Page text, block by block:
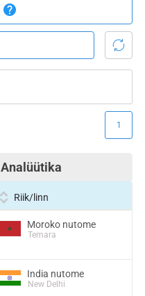
Analüütika
1
Riik/linn
Moroko nutome
Temara
India nutome
New Delhi